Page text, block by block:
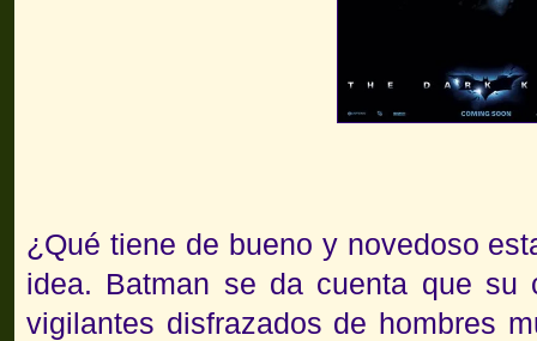
¿Qué tiene de bueno y novedoso
idea. Batman se da cuenta que
vigilantes disfrazados de hombres